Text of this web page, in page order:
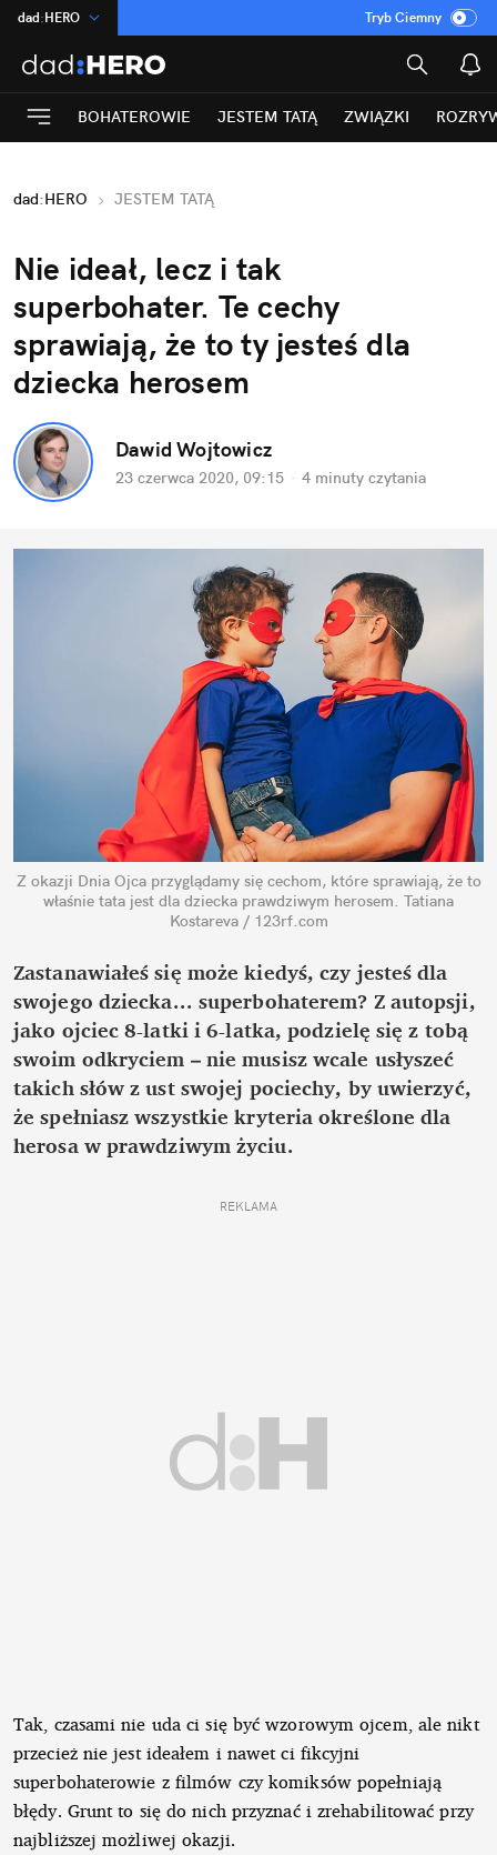
dad:HERO
:Temat
INN:Poland
ASZ:dziennik
Rozrywka
Tryb Ciemny
BOHATEROWIE JESTEM TATĄ ZWIĄZKI
dad:HERO JESTEM TATĄ
Nie ideał, lecz i tak
superbohater. Te cechy
sprawiają, że to ty jesteś dla
dziecka herosem
Dawid Wojtowicz
23 czerwca 2020, 09:15 · 4 minuty czytania
Z okazji Dnia Ojca przyglądamy się cechom, które sprawiają, że to
właśnie tata jest dla dziecka prawdziwym herosem. Tatiana
Kostareva / 123rf.com
Zastanawiałeś się może kiedyś, czy jesteś dla
swojego dziecka... superbohaterem? Z autopsji,
jako ojciec 8-latki i 6-latka, podzielę się z tobą
swoim odkryciem – nie musisz wcale usłyszeć
takich słów z ust swojej pociechy, by uwierzyć,
że spełniasz wszystkie kryteria określone dla
herosa w prawdziwym życiu.
REKLAMA
Tak, czasami nie uda ci się być wzorowym ojcem, ale nikt
przecież nie jest ideałem i nawet ci fikcyjni
superbohaterowie z filmów czy komiksów popełniają
błędy. Grunt to się do nich przyznać i zrehabilitować przy
najbliższej możliwej okazji.